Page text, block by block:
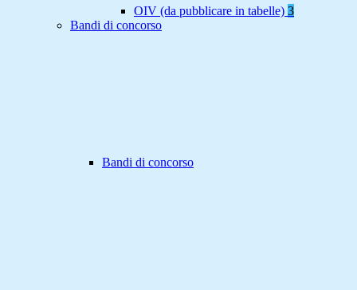
OIV (da pubblicare in tabelle) 3
Bandi di concorso
Bandi di concorso